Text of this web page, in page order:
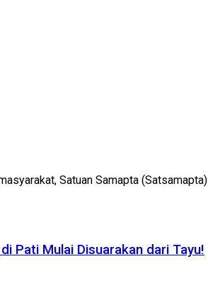
Satuan Samapta (Satsamapta)
Pati Mulai Disuarakan dari Tayu!